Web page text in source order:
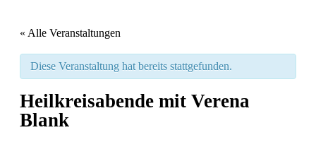
« Alle Veranstaltungen
Diese Veranstaltung hat bereits stattgefunden.
Heilkreisabende mit Verena
Blank